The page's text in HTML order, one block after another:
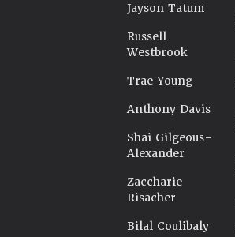
Jayson Tatum
Russell
Westbrook
Trae Young
Anthony Davis
Shai Gilgeous-
Alexander
Zaccharie
Risacher
Bilal Coulibaly